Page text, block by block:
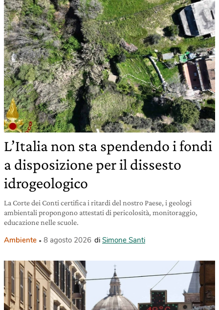
L’Italia non sta spendendo i fondi
a disposizione per il dissesto
idrogeologico
La Corte dei Conti certifica i ritardi del nostro Paese, i geologi
ambientali propongono attestati di pericolosità, monitoraggio,
educazione nelle scuole.
Ambiente 8 agosto 2026 di Simone Santi